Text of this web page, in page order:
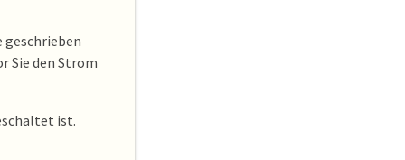
geschrieben
Sie den Strom
ist.